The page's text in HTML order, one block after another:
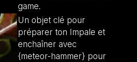
game.
Un objet clé pour
préparer ton Impale et
enchaîner avec
{meteor-hammer} pour